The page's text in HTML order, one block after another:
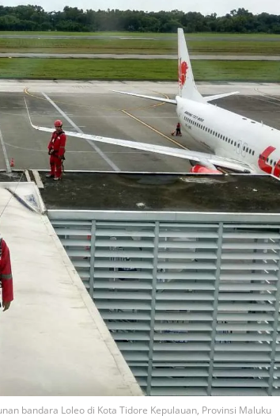
bandara Loleo di Kota Tidore Kepulauan, Provinsi Maluku